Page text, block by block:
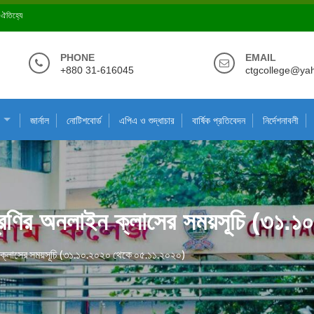
ঐতিহ্যে
PHONE
+880 31-616045
EMAIL
জার্নাল নোটিশবোর্ড এপিএ ও শুদ্ধাচার বার্ষিক প্রতিবেদন নির্দেশনাবলী
অনলাইন ক্লাসের সময়সূচি
ক্লাসের সময়সূচি (৩১.১০.২০২০ থেকে ০৫.১১.২০২০)